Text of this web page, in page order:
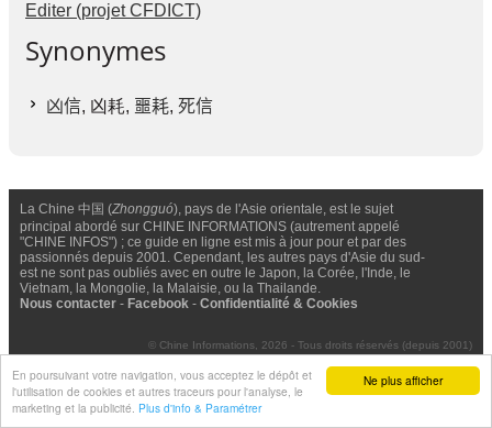
Ne plus afficher
En poursuivant votre navigation, vous acceptez le dépôt et
l'utilisation de cookies et autres traceurs pour l'analyse, le
marketing et la publicité. Plus d'info & Paramétrer
Editer (projet CFDICT)
Synonymes
凶信, 凶耗, 噩耗, 死信
La Chine 中国 (Zhongguó), pays de l'Asie orientale, est le sujet
principal abordé sur CHINE INFORMATIONS (autrement appelé
"CHINE INFOS") ; ce guide en ligne est mis à jour pour et par des
passionnés depuis 2001. Cependant, les autres pays d'Asie du sud-
est ne sont pas oubliés avec en outre le Japon, la Corée, l'Inde, le
Vietnam, la Mongolie, la Malaisie, ou la Thailande.
Nous contacter - Facebook - Confidentialité & Cookies
© Chine Informations, 2026 - Tous droits réservés (depuis 2001)